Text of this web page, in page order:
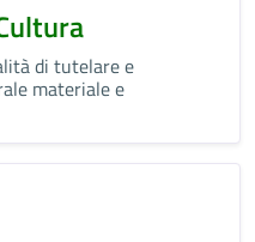
di tutelare e
materiale e